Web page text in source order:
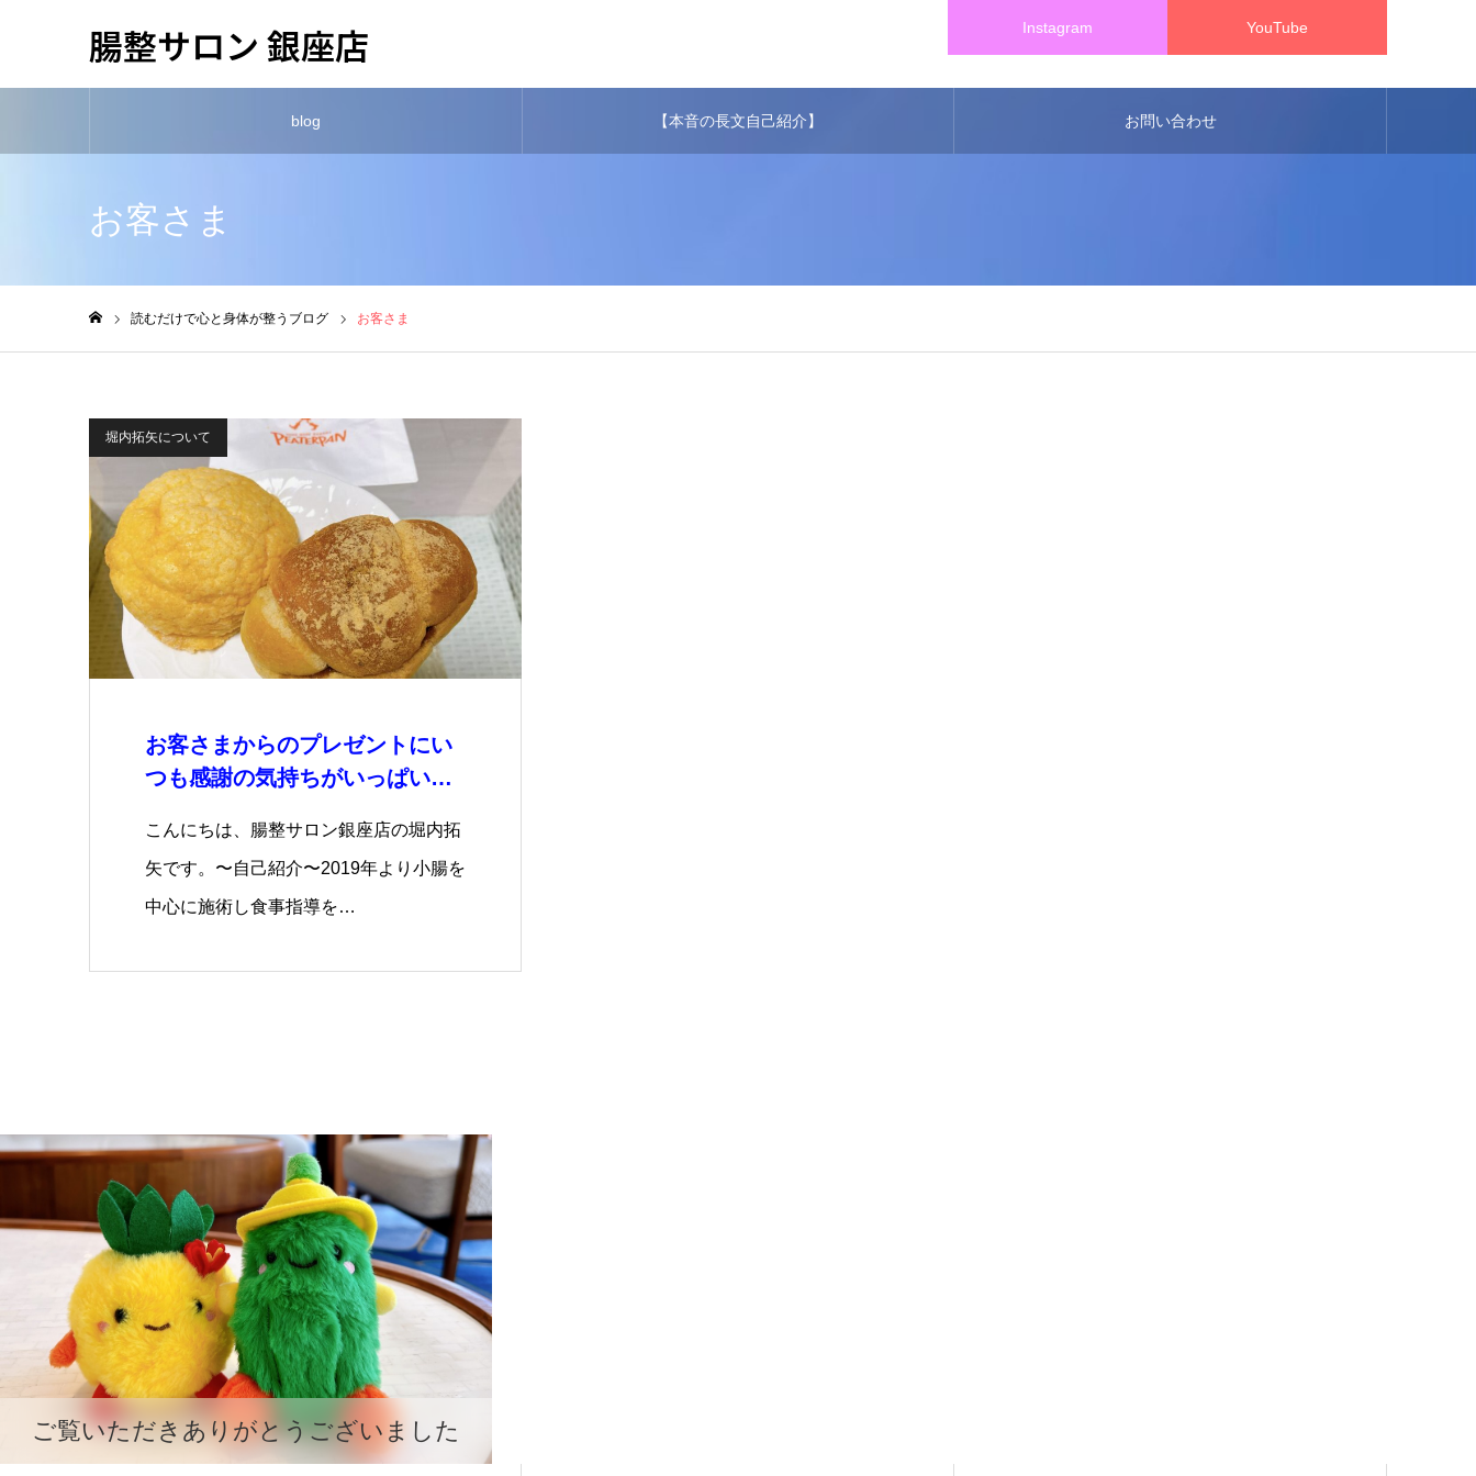
腸整サロン 銀座店 Instagram YouTube
blog 【本音の長文自己紹介】 お問い合わせ
お客さま
読むだけで心と身体が整うブログ お客さま
堀内拓矢について
お客さまからのプレゼントにい
つも感謝の気持ちがいっぱいで
こんにちは、腸整サロン銀座店の堀内拓
矢です。〜自己紹介〜2019年より小腸を
中心に施術し食事指導を…
ご覧いただきありがとうございました